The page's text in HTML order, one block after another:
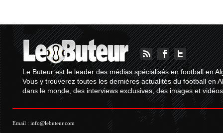
Le Buteur est le leader des médias spécialisés en football en
Vous y trouverez toutes les dernières actualités du football en
dans le monde, des interviews exclusives, des images et
Email : info@lebuteur.com